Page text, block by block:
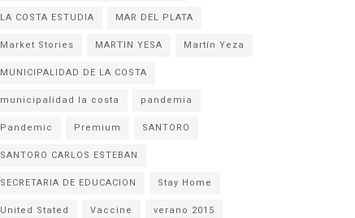
LA COSTA ESTUDIA
MAR DEL PLATA
Market Stories
MARTIN YESA
Martín Yeza
MUNICIPALIDAD DE LA COSTA
municipalidad la costa
pandemia
Pandemic
Premium
SANTORO
SANTORO CARLOS ESTEBAN
SECRETARIA DE EDUCACION
Stay Home
United Stated
Vaccine
verano 2015